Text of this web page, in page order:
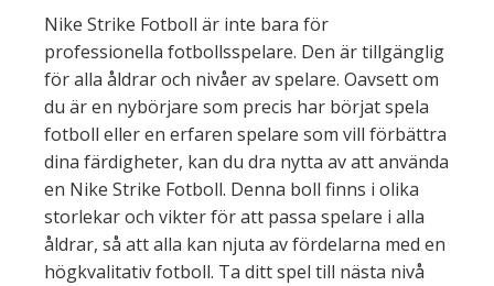
Nike Strike Fotboll är inte bara för
professionella fotbollsspelare. Den är tillgänglig
för alla åldrar och nivåer av spelare. Oavsett om
du är en nybörjare som precis har börjat spela
fotboll eller en erfaren spelare som vill förbättra
dina färdigheter, kan du dra nytta av att använda
en Nike Strike Fotboll. Denna boll finns i olika
storlekar och vikter för att passa spelare i alla
åldrar, så att alla kan njuta av fördelarna med en
högkvalitativ fotboll. Ta ditt spel till nästa nivå